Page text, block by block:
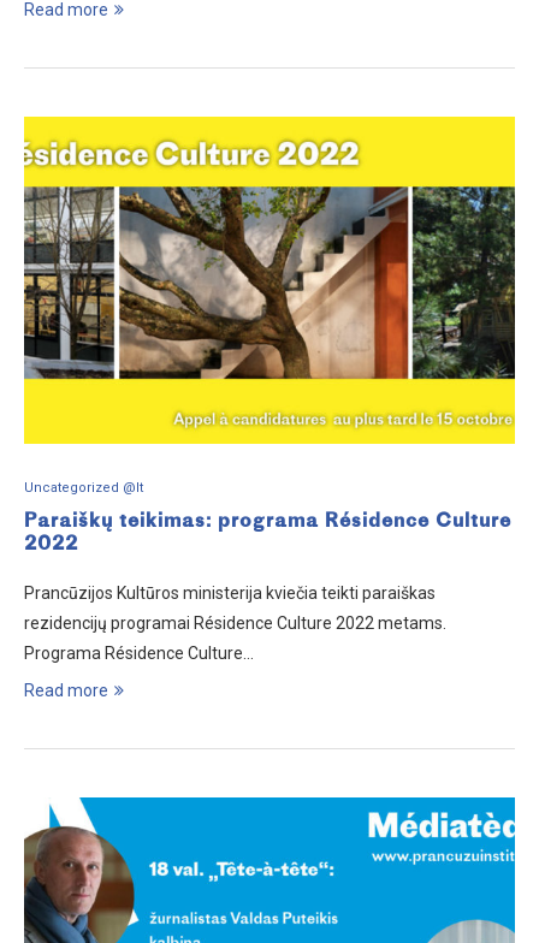
Read more
Uncategorized @lt
Paraiškų teikimas: programa Résidence Culture
2022
Prancūzijos Kultūros ministerija kviečia teikti paraiškas
rezidencijų programai Résidence Culture 2022 metams.
Programa Résidence Culture…
Read more